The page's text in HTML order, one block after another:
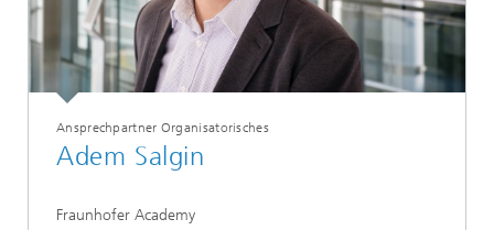
Ansprechpartner Organisatorisches
Adem Salgin
Fraunhofer Academy